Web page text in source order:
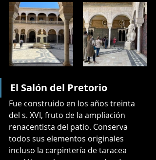
El Salón del Pretorio
Fue construido en los años treinta
del s. XVI, fruto de la ampliación
renacentista del patio. Conserva
todos sus elementos originales
incluso la carpintería de taracea